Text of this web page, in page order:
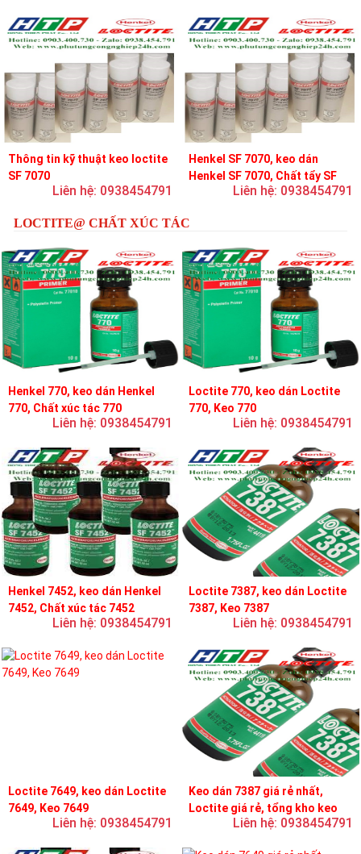
Thông tin kỹ thuật keo loctite
SF 7070
Liên hệ: 0938454791
Henkel SF 7070, keo dán
Henkel SF 7070, Chất tẩy SF
Liên hệ: 0938454791
LOCTITE@ CHẤT XÚC TÁC
Henkel 770, keo dán Henkel
770, Chất xúc tác 770
Liên hệ: 0938454791
Loctite 770, keo dán Loctite
770, Keo 770
Liên hệ: 0938454791
Henkel 7452, keo dán Henkel
7452, Chất xúc tác 7452
Liên hệ: 0938454791
Loctite 7387, keo dán Loctite
7387, Keo 7387
Liên hệ: 0938454791
Loctite 7649, keo dán Loctite
7649, Keo 7649
Liên hệ: 0938454791
Keo dán 7387 giá rẻ nhất,
Loctite giá rẻ, tổng kho keo
Liên hệ: 0938454791